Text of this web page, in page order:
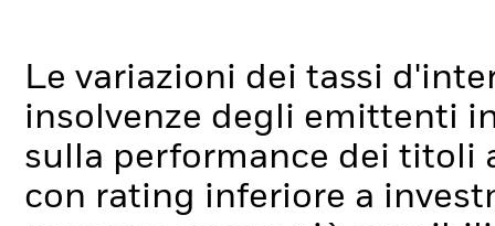
Le variazioni dei tassi
insolvenze degli emittenti
sulla performance dei titoli
con rating inferiore a